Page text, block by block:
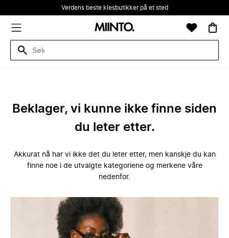
Verdens beste klesbutikker på et sted
Beklager, vi kunne ikke finne siden
du leter etter.
Akkurat nå har vi ikke det du leter etter, men kanskje du kan
finne noe i de utvalgte kategoriene og merkene våre
nedenfor.